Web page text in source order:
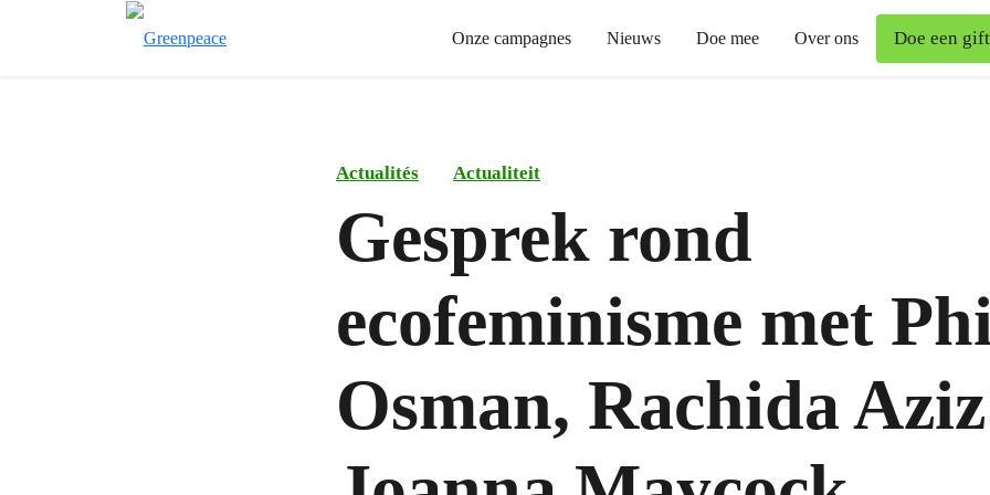
Onze campagnes Nieuws Doe mee Over ons Doe een gift
Actualités Actualiteit
Gesprek rond
ecofeminisme met
Osman, Rachida